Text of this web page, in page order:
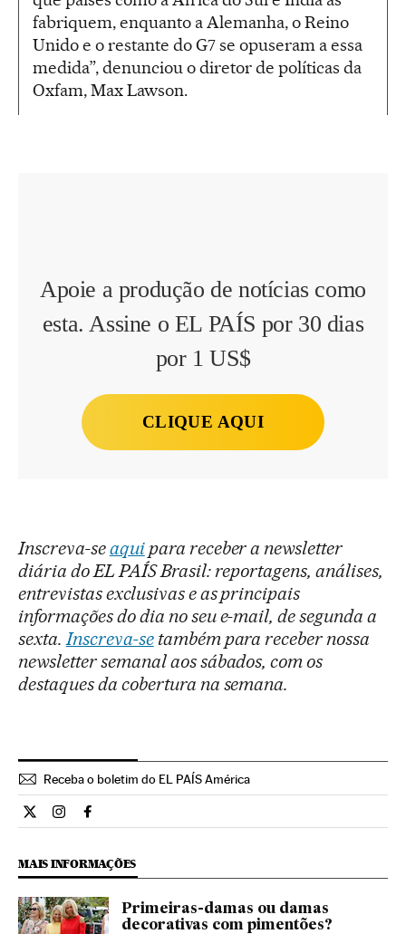
fabriquem, enquanto a Alemanha, o Reino
Unido e o restante do G7 se opuseram a essa
medida”, denunciou o diretor de políticas da
Oxfam, Max Lawson.
Apoie a produção de notícias como
esta. Assine o EL PAÍS por 30 dias
por 1 US$
CLIQUE AQUI
Inscreva-seaquipara receber a newsletter
diária do EL PAÍS Brasil: reportagens, análises,
entrevistas exclusivas e as principais
informações do dia no seu e-mail, de segunda a
sexta. Inscreva-setambém para receber nossa
newsletter semanal aos sábados, com os
destaques da cobertura na semana.
Receba o boletim do EL PAÍS América
Internacional El País Brasil en Twitter
Internacional El País Brasil en Instagram
Internacional El País Brasil en Facebook
MAIS INFORMAÇÕES
Primeiras-damas ou damas
decorativas com pimentões?